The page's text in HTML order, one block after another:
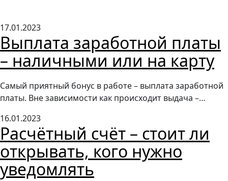
17.01.2023
Выплата заработной платы
– наличными или на карту
Самый приятный бонус в работе – выплата заработной
платы. Вне зависимости как происходит выдача –…
16.01.2023
Расчётный счёт – стоит ли
открывать, кого нужно
уведомлять